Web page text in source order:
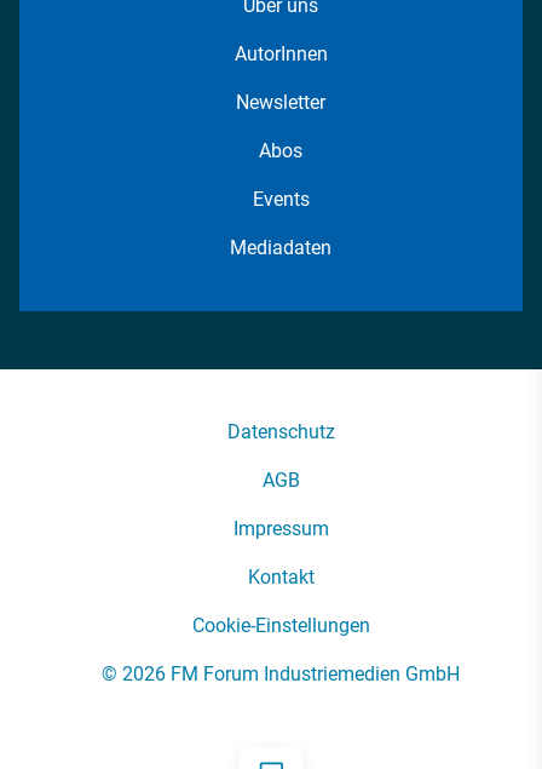
Über uns
AutorInnen
Newsletter
Abos
Events
Mediadaten
Datenschutz
AGB
Impressum
Kontakt
Cookie-Einstellungen
© 2026 FM Forum Industriemedien GmbH